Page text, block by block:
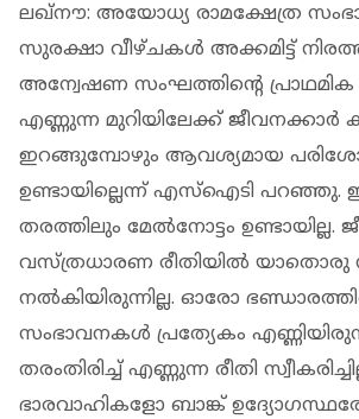
ലഖ്‌നൗ: അയോധ്യ രാമക്ഷേത്ര
സുരക്ഷാ വീഴ്ചകള്‍ അക്കമിട്ട്
അന്വേഷണ സംഘത്തിന്റെ പ്രാഥമിക
എണ്ണുന്ന മുറിയിലേക്ക്
ഇറങ്ങുമ്പോഴും ആവശ്യമായ
ഉണ്ടായില്ലെന്ന് എസ്‌ഐടി പറഞ്ഞു.
തരത്തിലും മേല്‍നോട്ടം ഉണ്ടായില്ല.
വസ്ത്രധാരണ രീതിയില്‍ യാതൊരു
നല്‍കിയിരുന്നില്ല. ഓരോ
സംഭാവനകള്‍ പ്രത്യേകം
തരംതിരിച്ച് എണ്ണുന്ന രീതി
ഭാരവാഹികളോ ബാങ്ക്